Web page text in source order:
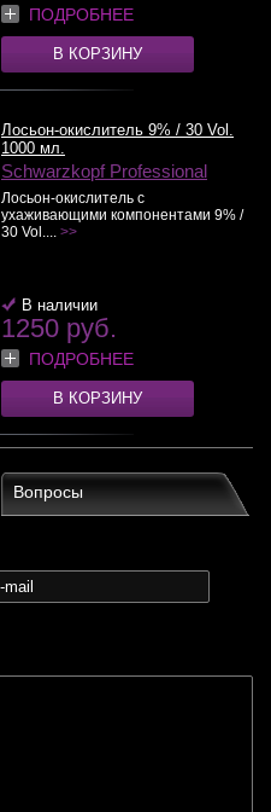
ПОДРОБНЕЕ
В КОРЗИНУ
Лосьон-окислитель 9% / 30 Vol.
1000 мл.
Schwarzkopf Professional
Лосьон-окислитель с
ухаживающими компонентами 9% /
30 Vol.... >>
В наличии
1250 руб.
ПОДРОБНЕЕ
В КОРЗИНУ
Вопросы